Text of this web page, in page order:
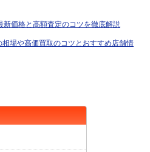
新価格と高額査定のコツを徹底解説
場や高価買取のコツとおすすめ店舗情